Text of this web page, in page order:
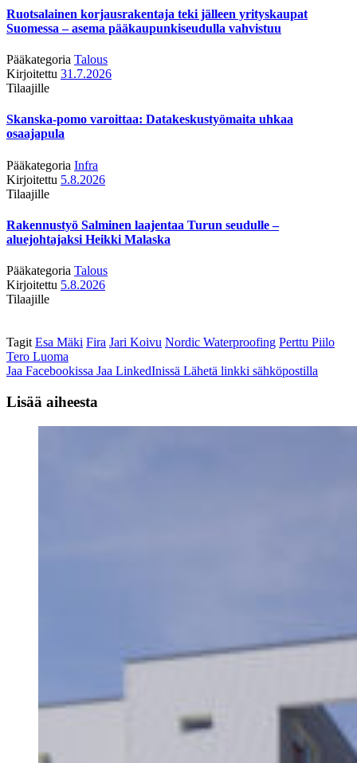
Ruotsalainen korjausrakentaja teki jälleen yrityskaupat
Suomessa – asema pääkaupunkiseudulla vahvistuu
Pääkategoria Talous
Kirjoitettu 31.7.2026
Tilaajille
Skanska-pomo varoittaa: Datakeskustyömaita uhkaa
osaajapula
Pääkategoria Infra
Kirjoitettu 5.8.2026
Tilaajille
Rakennustyö Salminen laajentaa Turun seudulle –
aluejohtajaksi Heikki Malaska
Pääkategoria Talous
Kirjoitettu 5.8.2026
Tilaajille
Tagit Esa Mäki Fira Jari Koivu Nordic Waterproofing Perttu Piilo
Tero Luoma
Jaa Facebookissa Jaa LinkedInissä Lähetä linkki sähköpostilla
Lisää aiheesta